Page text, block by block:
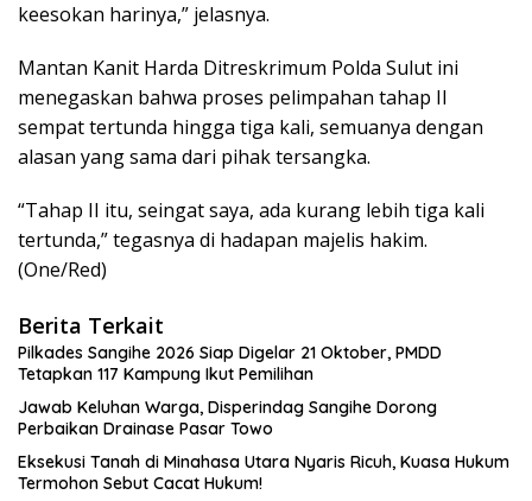
keesokan harinya,” jelasnya.
Mantan Kanit Harda Ditreskrimum Polda Sulut ini
menegaskan bahwa proses pelimpahan tahap II
sempat tertunda hingga tiga kali, semuanya dengan
alasan yang sama dari pihak tersangka.
“Tahap II itu, seingat saya, ada kurang lebih tiga kali
tertunda,” tegasnya di hadapan majelis hakim.
(One/Red)
Berita Terkait
Pilkades Sangihe 2026 Siap Digelar 21 Oktober, PMDD
Tetapkan 117 Kampung Ikut Pemilihan
Jawab Keluhan Warga, Disperindag Sangihe Dorong
Perbaikan Drainase Pasar Towo
Eksekusi Tanah di Minahasa Utara Nyaris Ricuh, Kuasa Hukum
Termohon Sebut Cacat Hukum!